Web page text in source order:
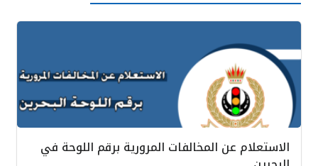
الاستعلام عن المخالفات المرورية برقم اللوحة في